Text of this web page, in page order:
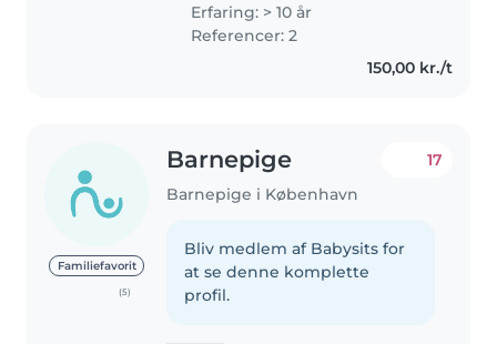
Erfaring: > 10 år
Referencer: 2
150,00 kr./t
Familiefavorit
(5)
Barnepige
Barnepige i København
17
Bliv medlem af Babysits for
at se denne komplette
profil.